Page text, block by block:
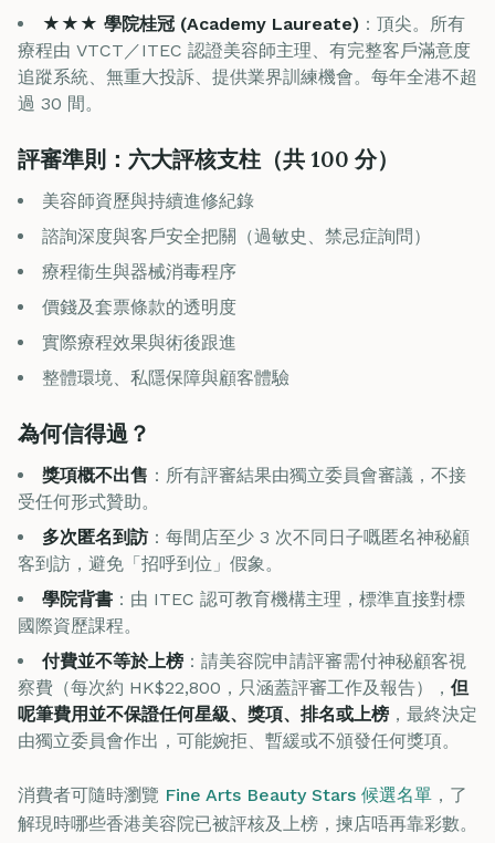
★★★ 學院桂冠 (Academy Laureate) ：頂尖。所有
療程由 VTCT／ITEC 認證美容師主理、有完整客戶滿意度
追蹤系統、無重大投訴、提供業界訓練機會。每年全港不超
過 30 間。
評審準則：六大評核支柱（共 100 分）
美容師資歷與持續進修紀錄
諮詢深度與客戶安全把關（過敏史、禁忌症詢問）
療程衞生與器械消毒程序
價錢及套票條款的透明度
實際療程效果與術後跟進
整體環境、私隱保障與顧客體驗
為何信得過？
獎項概不出售 ：所有評審結果由獨立委員會審議，不接
受任何形式贊助。
多次匿名到訪 ：每間店至少 3 次不同日子嘅匿名神秘顧
客到訪，避免「招呼到位」假象。
學院背書 ：由 ITEC 認可教育機構主理，標準直接對標
國際資歷課程。
付費並不等於上榜 ：請美容院申請評審需付神秘顧客視
察費（每次約 HK$22,800，只涵蓋評審工作及報告）， 但
呢筆費用並不保證任何星級、獎項、排名或上榜 ，最終決定
由獨立委員會作出，可能婉拒、暫緩或不頒發任何獎項。
消費者可隨時瀏覽 Fine Arts Beauty Stars 候選名單 ，了
解現時哪些香港美容院已被評核及上榜，揀店唔再靠彩數。